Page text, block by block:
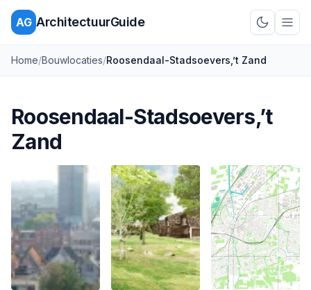
AG ArchitectuurGuide
Schakel
Home/Bouwlocaties/Roosendaal-Stadsoevers,’t Zand
Roosendaal-Stadsoevers,’t
Zand